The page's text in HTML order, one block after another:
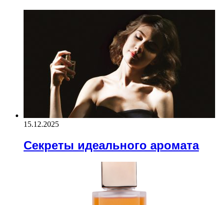
15.12.2025
Секреты идеального аромата